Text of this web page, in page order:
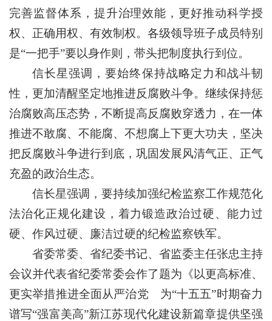
完善监督体系，提升治理效能，更好推动科学授
权、正确用权、有效制权。各级领导班子成员特别
是“一把手”要以身作则，带头把制度执行到位。
信长星强调，要始终保持战略定力和战斗韧
性，更加清醒坚定地推进反腐败斗争。继续保持惩
治腐败高压态势，不断提高反腐败穿透力，在一体
推进不敢腐、不能腐、不想腐上下更大功夫，坚决
把反腐败斗争进行到底，巩固发展风清气正、正气
充盈的政治生态。
信长星强调，要持续加强纪检监察工作规范化
法治化正规化建设，着力锻造政治过硬、能力过
硬、作风过硬、廉洁过硬的纪检监察铁军。
省委常委、省纪委书记、省监委主任张忠主持
会议并代表省纪委常委会作了题为《以更高标准、
更实举措推进全面从严治党 为“十五五”时期奋力
谱写“强富美高”新江苏现代化建设新篇章提供坚强